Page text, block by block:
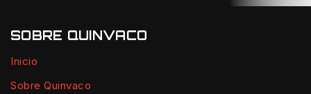
SOBRE QUINVACO
Inicio
Sobre Quinvaco